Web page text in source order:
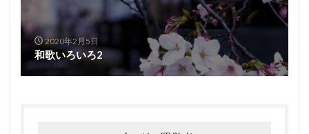
2020年2月5日
和歌いろいろ2